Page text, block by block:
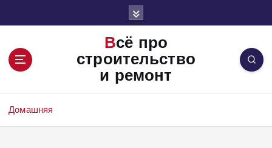
Всё про
строительство
и ремонт
Домашняя